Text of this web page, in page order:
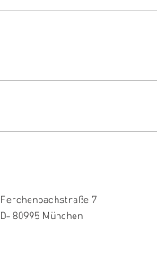
Ferchenbachstraße 7
D- 80995 München